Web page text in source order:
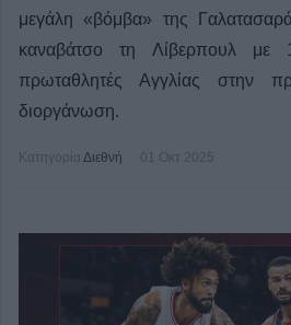
μεγάλη «βόμβα» της
καναβάτσο τη Λίβερπουλ με
πρωταθλητές Αγγλίας στην
διοργάνωση.
Κατηγορία Διεθνή 01 Οκτ 2025